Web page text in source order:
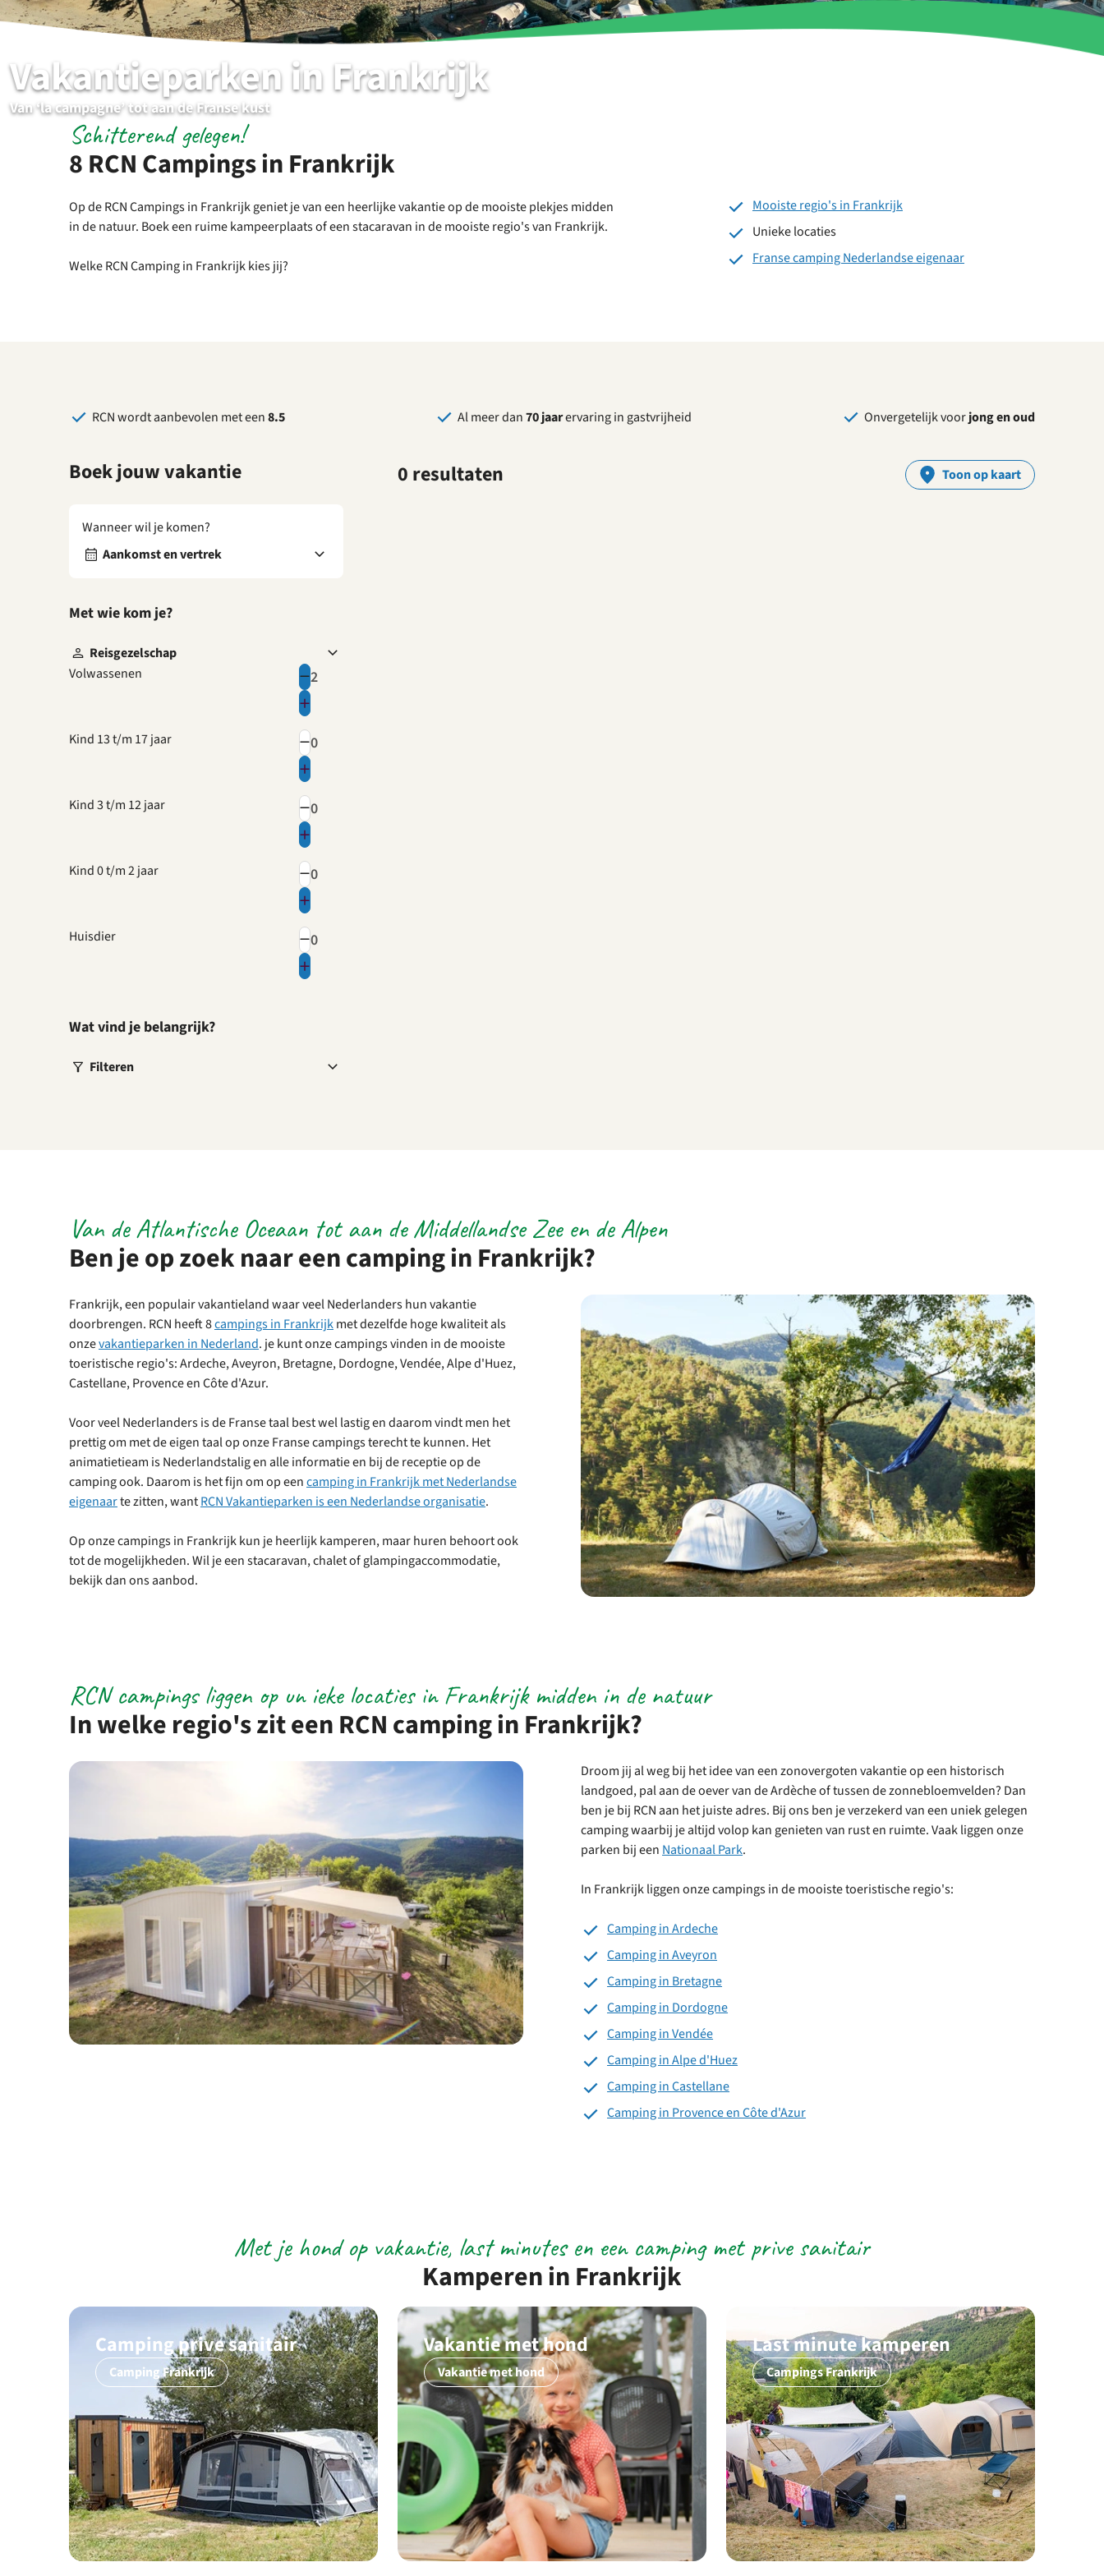
Vakantieparken in Frankrijk
Van ‘la campagne’ tot aan de Franse kust
8 RCN Campings in Frankrijk
Schitterend gelegen!
Op de RCN Campings in Frankrijk geniet je van een heerlijke vakantie op de mooiste plekjes midden
in de natuur. Boek een ruime kampeerplaats of een stacaravan in de mooiste regio's van Frankrijk.
Welke RCN Camping in Frankrijk kies jij?
Mooiste regio's in Frankrijk
Unieke locaties
Franse camping Nederlandse eigenaar
RCN wordt aanbevolen met een8.5 Al meer dan70 jaarervaring in gastvrijheid Onvergetelijk voorjong en oud
Boek jouw vakantie
Wanneer wil je komen?
Aankomst en vertrek
Met wie kom je?
Reisgezelschap
Volwassenen
Kind 13 t/m 17 jaar
Kind 3 t/m 12 jaar
Kind 0 t/m 2 jaar
Huisdier
Wat vind je belangrijk?
Filteren
0 resultaten Toon op kaart
Ben je op zoek naar een camping in Frankrijk?
Van de Atlantische Oceaan tot aan de Middellandse Zee en de Alpen
Frankrijk, een populair vakantieland waar veel Nederlanders hun vakantie
doorbrengen. RCN heeft 8campings in Frankrijkmet dezelfde hoge kwaliteit als
onzevakantieparken in Nederland. je kunt onze campings vinden in de mooiste
toeristische regio's: Ardeche, Aveyron, Bretagne, Dordogne, Vendée, Alpe d'Huez,
Castellane, Provence en Côte d'Azur.
Voor veel Nederlanders is de Franse taal best wel lastig en daarom vindt men het
prettig om met de eigen taal op onze Franse campings terecht te kunnen. Het
animatietieam is Nederlandstalig en alle informatie en bij de receptie op de
camping ook. Daarom is het fijn om op eencamping in Frankrijk met Nederlandse
eigenaarte zitten, wantRCN Vakantieparken is een Nederlandse organisatie.
Op onze campings in Frankrijk kun je heerlijk kamperen, maar huren behoort ook
tot de mogelijkheden. Wil je een stacaravan, chalet of glampingaccommodatie,
bekijk dan ons aanbod.
In welke regio's zit een RCN camping in Frankrijk?
RCN campings liggen op un ieke locaties in Frankrijk midden in de natuur
Droom jij al weg bij het idee van een zonovergoten vakantie op een historisch
landgoed, pal aan de oever van de Ardèche of tussen de zonnebloemvelden? Dan
ben je bij RCN aan het juiste adres. Bij ons ben je verzekerd van een uniek gelegen
camping waarbij je altijd volop kan genieten van rust en ruimte. Vaak liggen onze
parken bij een Nationaal Park.
In Frankrijk liggen onze campings in de mooiste toeristische regio's:
Camping in Ardeche
Camping in Aveyron
Camping in Bretagne
Camping in Dordogne
Camping in Vendée
Camping in Alpe d'Huez
Camping in Castellane
Camping in Provence en Côte d'Azur
Kamperen in Frankrijk
Met je hond op vakantie, last minutes en een camping met prive sanitair
Camping prive sanitair
Camping Frankrijk
Vakantie met hond
Vakantie met hond
Last minute kamperen
Campings Frankrijk